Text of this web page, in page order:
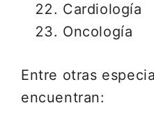
Cardiología
Oncología
Entre otras
encuentran: